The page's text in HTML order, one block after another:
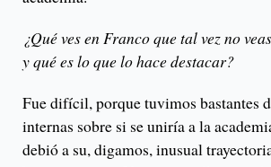
¿Qué ves en Franco que tal vez no
y qué es lo que lo hace destacar?
Fue difícil, porque tuvimos bastantes
internas sobre si se uniría a la
debió a su, digamos, inusual